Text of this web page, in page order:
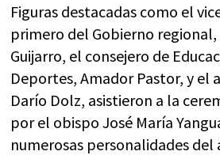
Figuras destacadas como el
primero del Gobierno regional,
Guijarro, el consejero de
Deportes, Amador Pastor, y el
Darío Dolz, asistieron a la
por el obispo José María
numerosas personalidades